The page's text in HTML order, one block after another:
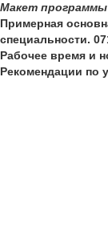
Макет
Примерная
специальности.
Рабочее время и
Рекомендации по